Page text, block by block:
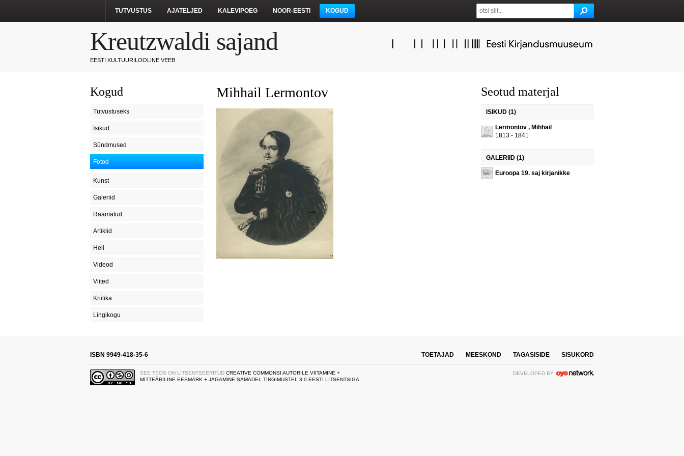
TUTVUSTUS AJATELJED KALEVIPOEG NOOR-EESTI KOGUD
Kreutzwaldi sajand
EESTI KULTUURILOOLINE VEEB
Kogud
Tutvustuseks
Isikud
Sündmused
Fotod
Kunst
Galeriid
Raamatud
Artiklid
Heli
Videod
Viited
Kriitika
Lingikogu
Mihhail Lermontov Seotud materjal
ISIKUD (1)
Lermontov , Mihhail
1813 - 1841
GALERIID (1)
Euroopa 19. saj kirjanikke
TOETAJAD MEESKOND TAGASISIDE SISUKORD
ISBN 9949-418-35-6
SEE TEOS ON LITSENTSEERITUD CREATIVE COMMONSI AUTORILE VIITAMINE +
MITTEÄRILINE EESMÄRK + JAGAMINE SAMADEL TINGIMUSTEL 3.0 EESTI LITSENTSIGA
DEVELOPED BY